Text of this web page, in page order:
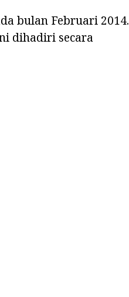
bulan Februari 2014.
dihadiri secara